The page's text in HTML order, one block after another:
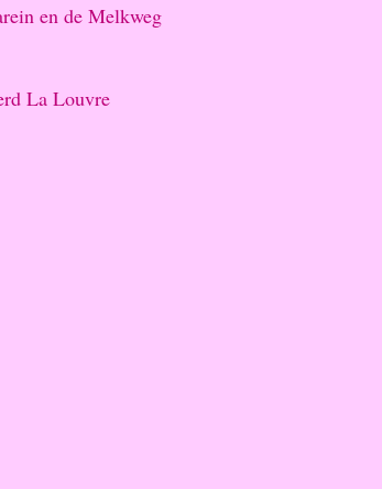
en de Melkweg
La Louvre